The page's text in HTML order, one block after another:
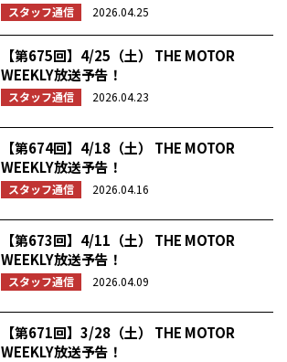
スタッフ通信 2026.04.25
【第675回】4/25（土） THE MOTOR
WEEKLY放送予告！
スタッフ通信 2026.04.23
【第674回】4/18（土） THE MOTOR
WEEKLY放送予告！
スタッフ通信 2026.04.16
【第673回】4/11（土） THE MOTOR
WEEKLY放送予告！
スタッフ通信 2026.04.09
【第671回】3/28（土） THE MOTOR
WEEKLY放送予告！